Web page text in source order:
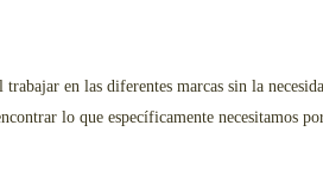
en las diferentes marcas sin la
lo que específicamente necesitamos